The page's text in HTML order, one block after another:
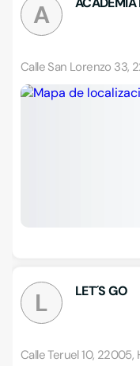
A
Calle San Lorenzo 33,
L LET´S GO
Calle Teruel 10, 22005,